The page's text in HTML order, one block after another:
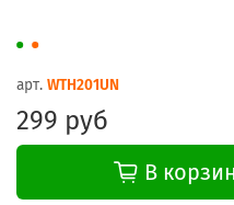
арт. WTH201UN
299 руб
В